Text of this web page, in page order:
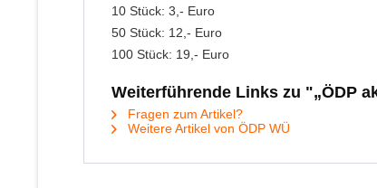
10 Stück: 3,- Euro
50 Stück: 12,- Euro
100 Stück: 19,- Euro
Weiterführende Links zu "„ÖDP
Fragen zum Artikel?
Weitere Artikel von ÖDP WÜ